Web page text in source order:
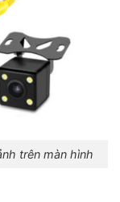
trên màn hình